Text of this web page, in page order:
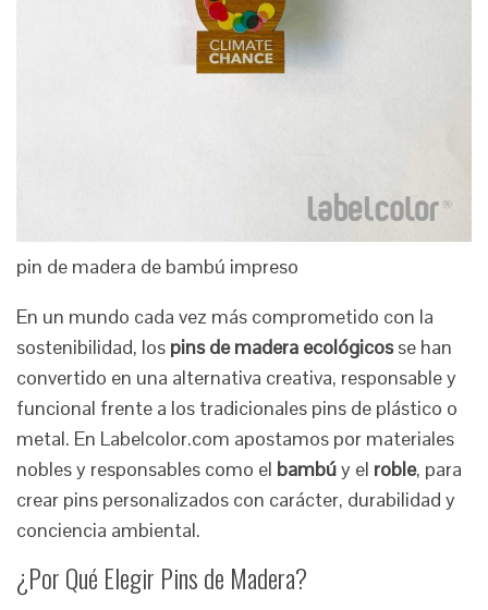
pin de madera de bambú impreso
En un mundo cada vez más comprometido con la
sostenibilidad, los pins de madera ecológicosse han
convertido en una alternativa creativa, responsable y
funcional frente a los tradicionales pins de plástico o
metal. En Labelcolor.com apostamos por materiales
nobles y responsables como el bambúy el roble, para
crear pins personalizados con carácter, durabilidad y
conciencia ambiental.
¿Por Qué Elegir Pins de Madera?